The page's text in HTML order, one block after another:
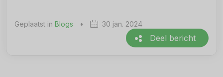
Geplaatst in Blogs • 30 jan. 2024
Deel bericht